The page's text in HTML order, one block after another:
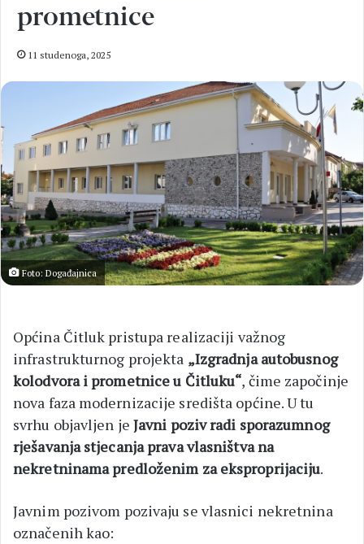
prometnice
11 studenoga, 2025
Foto: Događajnica
Općina Čitluk pristupa realizaciji važnog
infrastrukturnog projekta „Izgradnja autobusnog
kolodvora i prometnice u Čitluku“, čime započinje
nova faza modernizacije središta općine. U tu
svrhu objavljen je Javni poziv radi sporazumnog
rješavanja stjecanja prava vlasništva na
nekretninama predloženim za eksproprijaciju.
Javnim pozivom pozivaju se vlasnici nekretnina
označenih kao: